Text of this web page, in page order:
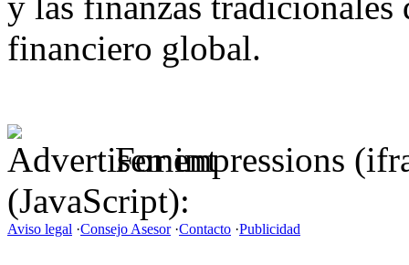
financiero global.
For impressions
(JavaScript):
Aviso legal ·Consejo Asesor·Contacto ·Publicidad